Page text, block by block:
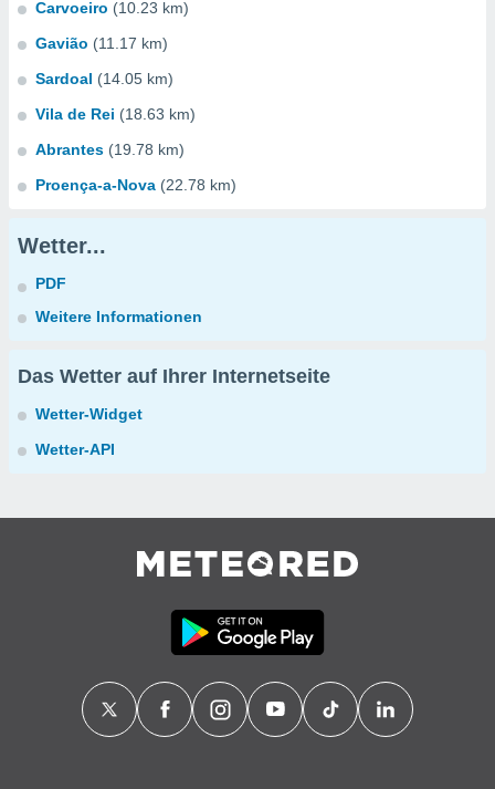
Carvoeiro (10.23 km)
Gavião (11.17 km)
Sardoal (14.05 km)
Vila de Rei (18.63 km)
Abrantes (19.78 km)
Proença-a-Nova (22.78 km)
Wetter...
PDF
Weitere Informationen
Das Wetter auf Ihrer Internetseite
Wetter-Widget
Wetter-API